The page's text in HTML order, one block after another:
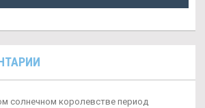
солнечном королевстве период